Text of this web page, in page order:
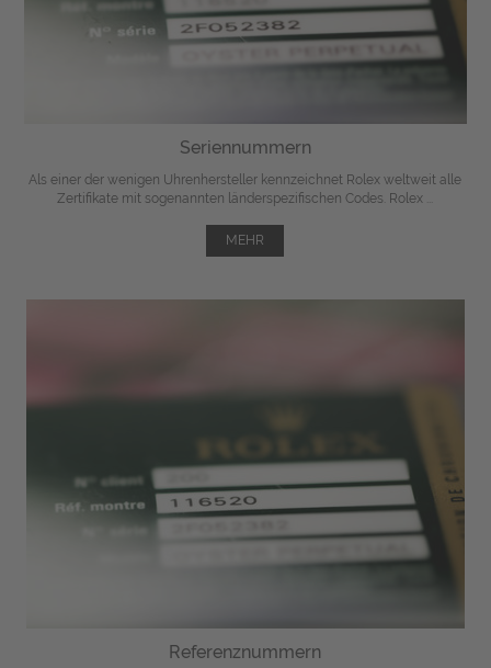
Seriennummern
Als einer der wenigen Uhrenhersteller kennzeichnet Rolex weltweit alle
Zertifikate mit sogenannten länderspezifischen Codes. Rolex ...
MEHR
Referenznummern